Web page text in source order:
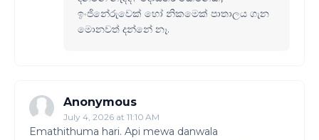
ඉංජිනේරුවෙක් හෝ නිකමෙක් පාතාලය ගැන
මොනවත් දන්නේ නෑ.
Anonymous
July 4, 2026 at 11:10 AM
Emathithuma hari. Api mewa danwala